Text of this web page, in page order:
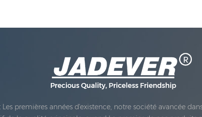
premières années d'existence, notre société avancée